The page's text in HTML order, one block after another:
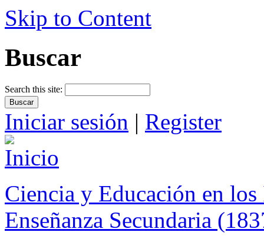
Skip to Content
Buscar
Search this site:
Iniciar sesión | Register
Ciencia y Educación en
Enseñanza Secundaria